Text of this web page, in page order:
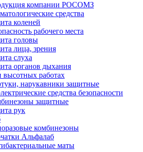
компании РОСОМЗ
средства
коленей
рабочего места
головы
лица, зрения
слуха
органов дыхания
высотных работах
нарукавники защитные
средства безопасности
защитные
рук
комбинезоны
Альфалаб
маты